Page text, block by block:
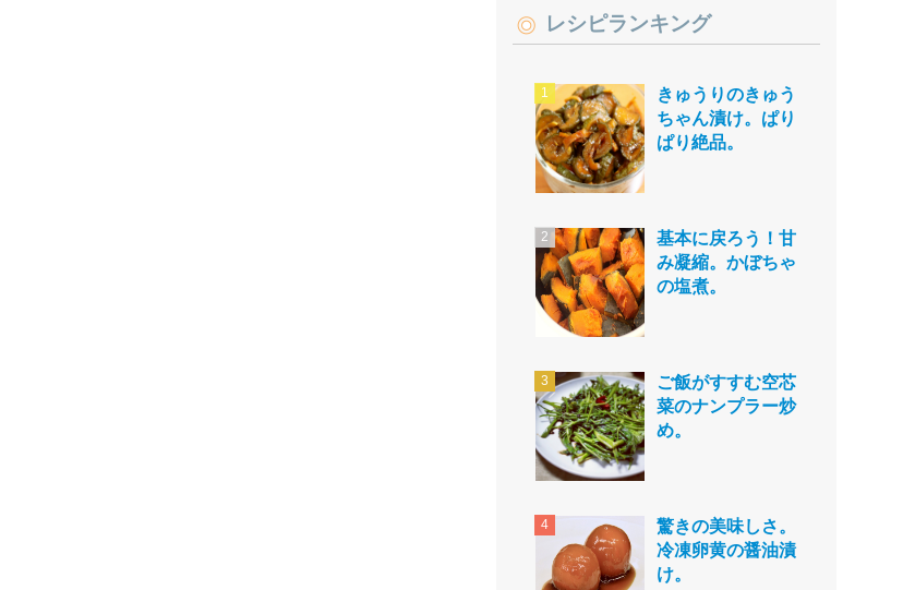
レシピランキング
きゅうりのきゅう
ちゃん漬け。ぱり
ぱり絶品。
基本に戻ろう！甘
み凝縮。かぼちゃ
の塩煮。
ご飯がすすむ空芯
菜のナンプラー炒
め。
驚きの美味しさ。
冷凍卵黄の醤油漬
け。